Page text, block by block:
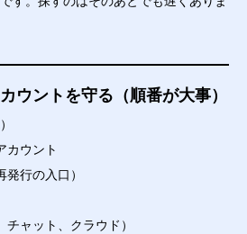
ウントを守る（順番が大事）
カウント
行の入口）
ャット、クラウド）